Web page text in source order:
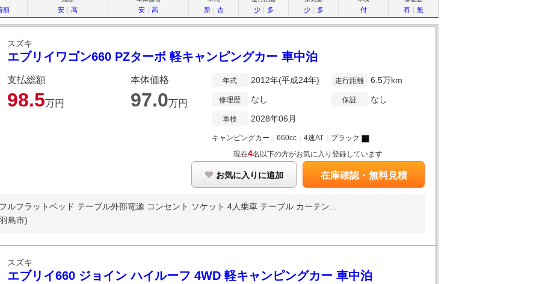
順 安 ｜ 高 安 ｜ 高 新｜ 古 少｜ 多 少｜ 多 付 有｜ 無
スズキ
エブリイワゴン660 PZターボ 軽キャンピングカー 車中泊
支払総額
98.5万円
本体価格
97.0万円
年式 2012年(平成24年)
修理歴 なし
車検 2028年06月
走行距離 6.5万km
保証 なし
キャンピングカー 660cc 4速AT
ブラック
現在4名以下の方がお気に入り登録しています
お気に入りに追加 在庫確認・無料見積
ルフラットベッド テーブル外部電源 コンセント ソケット 4人乗車 テーブル カーテン...
島市)
スズキ
エブリイ660 ジョイン ハイルーフ 4WD 軽キャンピングカー 車中泊